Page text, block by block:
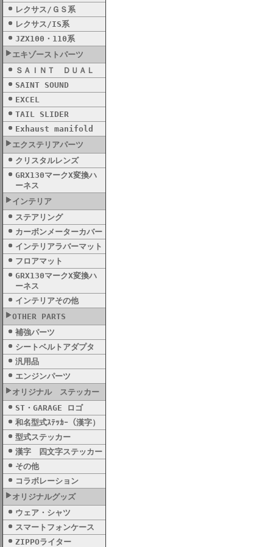
レクサス/ＧＳ系
レクサス/IS系
JZX100・110系
エキゾーストパーツ
ＳＡＩＮＴ ＤＵＡＬ
SAINT SOUND
EXCEL
TAIL SLIDER
Exhaust manifold
エクステリアパーツ
クリスタルレンズ
GRX130マークX変換ハ
ーネス
インテリア
ステアリング
カーボンメーターカバー
インテリアラバーマット
フロアマット
GRX130マークX変換ハ
ーネス
インテリアその他
OTHER PARTS
補強パーツ
シートベルトアダプタ
汎用品
エンジンパーツ
オリジナル ステッカー
ST・GARAGE ロゴ
和名型式ｽﾃｯｶｰ（漢字）
型式ステッカー
漢字 四文字ステッカー
その他
コラボレーション
オリジナルグッズ
ウェア・シャツ
スマートフォンケース
ZIPPOライター